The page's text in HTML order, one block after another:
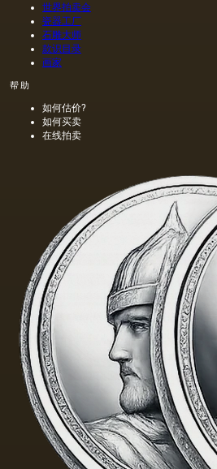
世界拍卖会
瓷器工厂
石雕大师
款识目录
画家
帮助
如何估价?
如何买卖
在线拍卖